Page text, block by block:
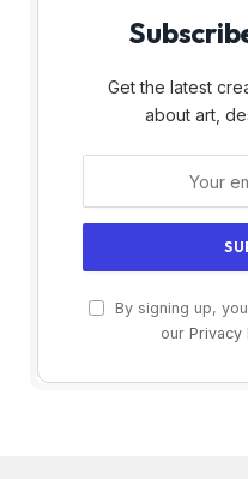
Get the latest
about art,
By signing up,
our Privacy